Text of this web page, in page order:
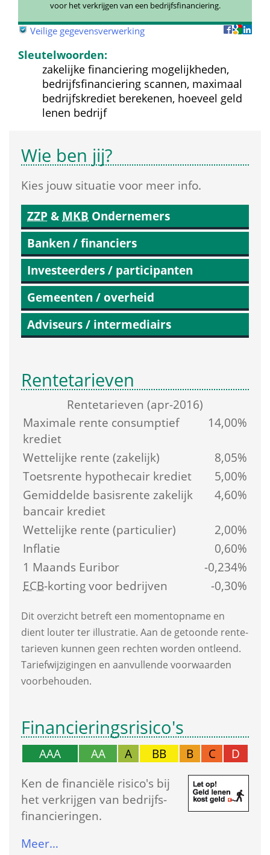
voor het verkrijgen van een bedrijfsfinanciering.
Veilige gegevensverwerking
Sleutelwoorden:
zakelijke financiering mogelijkheden,
bedrijfsfinanciering scannen, maximaal
bedrijfskrediet berekenen, hoeveel geld
lenen bedrijf
Wie ben jij?
Kies jouw situatie voor meer info.
ZZP & MKB Ondernemers
Banken / financiers
Investeerders / participanten
Gemeenten / overheid
Adviseurs / intermediairs
Rentetarieven
Rente­tarieven (apr-2016)
Maximale rente consumptief
krediet
14,00%
Wettelijke rente (zakelijk)
8,05%
Toetsrente hypothecair krediet
5,00%
Gemiddelde basis­rente zakelijk
bancair krediet
4,60%
Wettelijke rente (particulier)
2,00%
Inflatie
0,60%
1 Maands Euribor
-0,234%
ECB-korting voor bedrijven -0,30%
Dit overzicht betreft een moment­opname en
dient louter ter illustratie. Aan de getoonde rente­
tarieven kunnen geen rechten worden ontleend.
Tarief­wijzigingen en aanvullende voorwaarden
voorbehouden.
Financierings­risico's
AAA AA A BB B C
D
Ken de financiële risico's bij
het verkrijgen van bedrijfs­
financieringen.
Meer…